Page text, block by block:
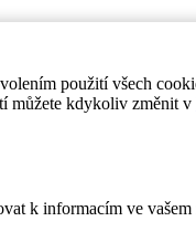
použití všech
můžete kdykoliv změnit v
k informacím ve